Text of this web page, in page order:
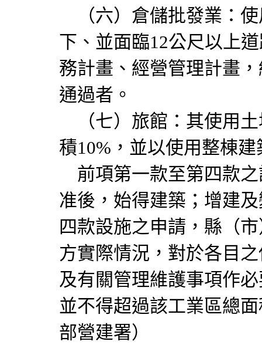
（六）倉儲批發業：使
下、並面臨12公尺以上
務計畫、經營管理計畫
通過者。
（七）旅館：其使用
積10%，並以使用整棟
前項第一款至第四款
准後，始得建築；增建
四款設施之申請，縣（
方實際情況，對於各目
及有關管理維護事項作
並不得超過該工業區總
部營建署）